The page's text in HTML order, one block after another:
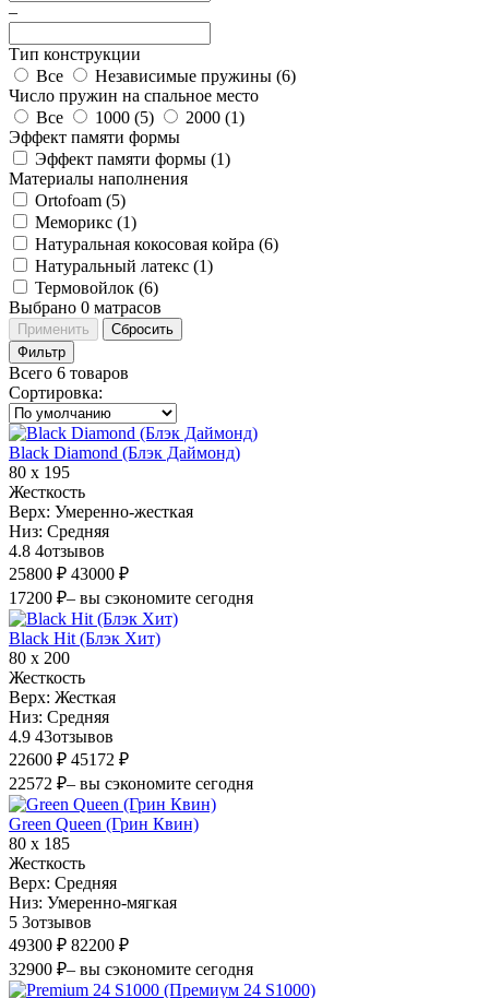
–
Тип конструкции
Все
Независимые пружины (6)
Число пружин на спальное место
Все
1000 (5) 2000 (1)
Эффект памяти формы
Эффект памяти формы (1)
Материалы наполнения
Ortofoam (5)
Меморикс (1)
Натуральная кокосовая койра (6)
Натуральный латекс (1)
Термовойлок (6)
Выбрано 0 матрасов
Применить
Сбросить
Фильтр
Всего 6 товаров
Сортировка:
Black Diamond (Блэк Даймонд)
80 х 195
Жесткость
Верх: Умеренно-жесткая
Низ: Средняя
4.8 4отзывов
25800 ₽ 43000 ₽
17200 ₽– вы сэкономите сегодня
Black Hit (Блэк Хит)
80 х 200
Жесткость
Верх: Жесткая
Низ: Средняя
4.9 43отзывов
22600 ₽ 45172 ₽
22572 ₽– вы сэкономите сегодня
Green Queen (Грин Квин)
80 х 185
Жесткость
Верх: Средняя
Низ: Умеренно-мягкая
5 3отзывов
49300 ₽ 82200 ₽
32900 ₽– вы сэкономите сегодня